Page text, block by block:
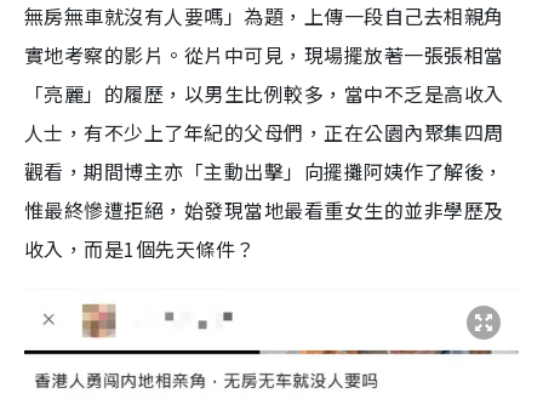
無房無車就沒有人要嗎」為題，上傳一段自己去相親角
實地考察的影片。從片中可見，現場擺放著一張張相當
「亮麗」的履歷，以男生比例較多，當中不乏是高收入
人士，有不少上了年紀的父母們，正在公園內聚集四周
觀看，期間博主亦「主動出擊」向擺攤阿姨作了解後，
惟最終慘遭拒絕，始發現當地最看重女生的並非學歷及
收入，而是1個先天條件？